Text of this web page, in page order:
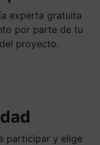
experta gratuita
por parte de tu
proyecto.
participar y elige